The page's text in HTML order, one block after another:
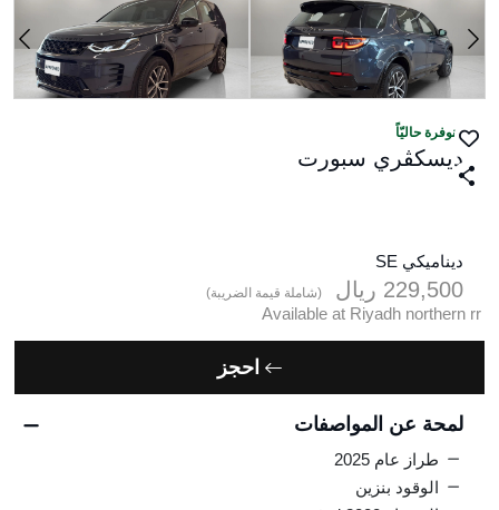
منوفرة حاليّاً
ديسكڤري سبورت‎
ديناميكي SE
229,500 ريال‎ (شاملة قيمة الضريبة)
Available at Riyadh northern rr
احجز
لمحة عن المواصفات
طراز عام 2025
الوقود بنزين